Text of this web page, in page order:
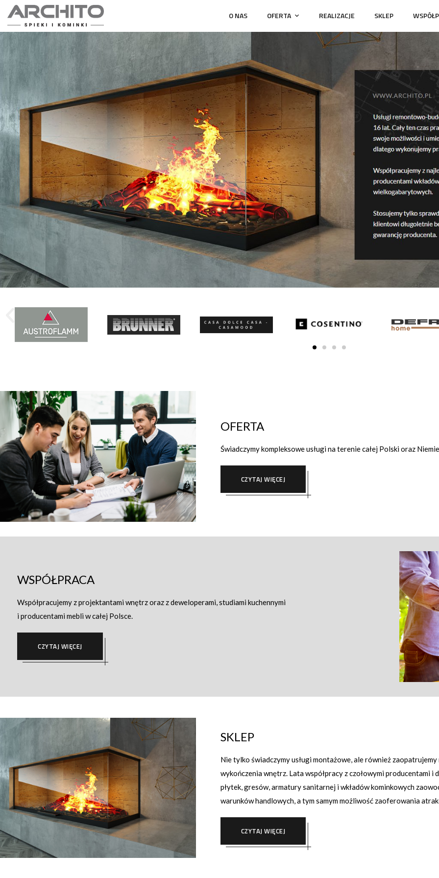
O NAS OFERTA REALIZACJE SKLEP
OFERTA
Świadczymy kompleksowe usługi na terenie całej Polski oraz
CZYTAJ WIĘCEJ
WSPÓŁPRACA
Współpracujemy z projektantami wnętrz oraz z deweloperami, studiami kuchennymi
i producentami mebli w całej Polsce.
CZYTAJ WIĘCEJ
SKLEP
Nie tylko świadczymy usługi montażowe, ale również
wykończenia wnętrz. Lata współpracy z czołowymi producentami
płytek, gresów, armatury sanitarnej i wkładów kominkowych
warunków handlowych, a tym samym możliwość zaoferowania
CZYTAJ WIĘCEJ